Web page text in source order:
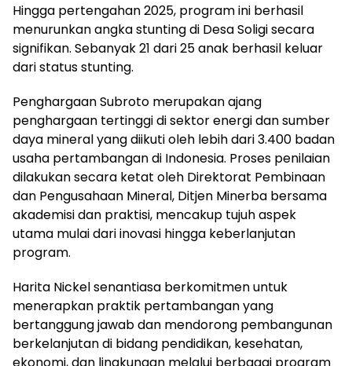
Hingga pertengahan 2025, program ini berhasil
menurunkan angka stunting di Desa Soligi secara
signifikan. Sebanyak 21 dari 25 anak berhasil keluar
dari status stunting.
Penghargaan Subroto merupakan ajang
penghargaan tertinggi di sektor energi dan sumber
daya mineral yang diikuti oleh lebih dari 3.400 badan
usaha pertambangan di Indonesia. Proses penilaian
dilakukan secara ketat oleh Direktorat Pembinaan
dan Pengusahaan Mineral, Ditjen Minerba bersama
akademisi dan praktisi, mencakup tujuh aspek
utama mulai dari inovasi hingga keberlanjutan
program.
Harita Nickel senantiasa berkomitmen untuk
menerapkan praktik pertambangan yang
bertanggung jawab dan mendorong pembangunan
berkelanjutan di bidang pendidikan, kesehatan,
ekonomi, dan lingkungan melalui berbagai program